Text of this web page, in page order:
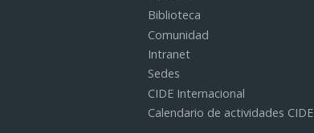
Biblioteca
Comunidad
Intranet
Sedes
CIDE Internacional
Calendario de actividades CIDE